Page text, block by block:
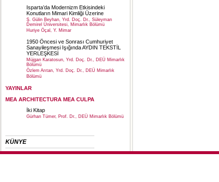
Isparta’da Modernizm Etkisindeki
Konutların Mimari Kimliği Üzerine
Ş. Gülin Beyhan, Yrd. Doç. Dr., Süleyman
Demirel Üniversitesi, Mimarlık Bölümü
Huriye Öçal, Y. Mimar
1950 Öncesi ve Sonrası Cumhuriyet
Sanayileşmesi Işığında AYDIN TEKSTİL
YERLEŞKESİ
Müjgan Karatosun, Yrd. Doç. Dr., DEÜ Mimarlık
Bölümü
Özlem Arıtan, Yrd. Doç. Dr., DEÜ Mimarlık
Bölümü
YAYINLAR
MEA ARCHITECTURA MEA CULPA
İki Kitap
Gürhan Tümer, Prof. Dr., DEÜ Mimarlık Bölümü
KÜNYE